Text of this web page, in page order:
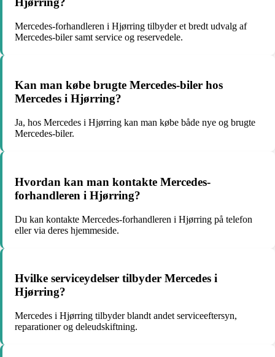
Mercedes-forhandleren i Hjørring tilbyder et bredt udvalg af
Mercedes-biler samt service og reservedele.
Kan man købe brugte Mercedes-biler hos
Mercedes i Hjørring?
Ja, hos Mercedes i Hjørring kan man købe både nye og brugte
Mercedes-biler.
Hvordan kan man kontakte Mercedes-
forhandleren i Hjørring?
Du kan kontakte Mercedes-forhandleren i Hjørring på telefon
eller via deres hjemmeside.
Hvilke serviceydelser tilbyder Mercedes i
Hjørring?
Mercedes i Hjørring tilbyder blandt andet serviceeftersyn,
reparationer og deleudskiftning.